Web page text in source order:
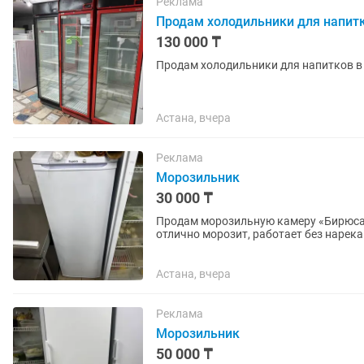
Продам холодильники для
130 000 ₸
Продам холодильники для напитков
Астана, вчера
Реклама
Морозильник
30 000 ₸
Продам морозильную камеру
отлично морозит, работает без
Астана, вчера
Реклама
Морозильник
50 000 ₸